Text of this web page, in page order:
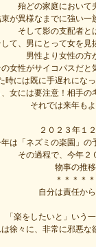
殆どの家庭において
が異様なまでに強い
そして影の支配者と
して、男にとって女を
男性より女性の方
の女性がサイコパスだ
時には既に手遅れにな
、女には要注意！相手
それでは来年も
２０２３年１
は「ネズミの楽園」の
その過程で、今年２
物事の推
＊＊＊＊
自分は責任か
「楽をしたいと」いう
は徐々に、非常に邪悪